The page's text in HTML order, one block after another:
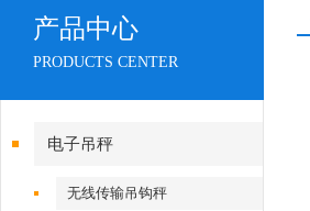
产品中心
PRODUCTS CENTER
电子吊秤
无线传输吊钩秤